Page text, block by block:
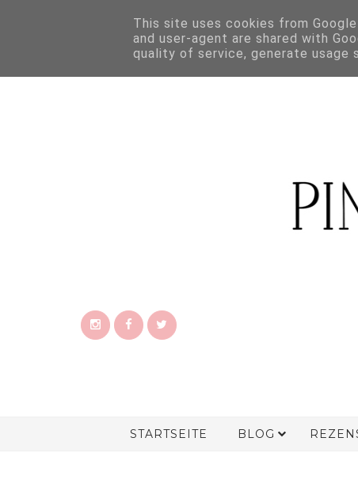
STARTSEITE BLOG
This site uses cookies from
and user-agent are shared with
quality of service, generate usage